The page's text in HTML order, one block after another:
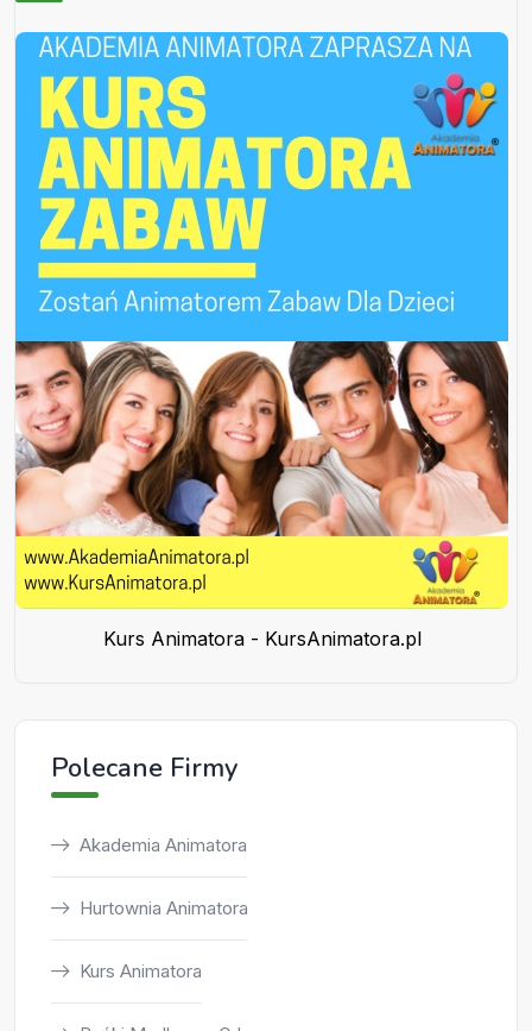
Kurs Animatora - KursAnimatora.pl
Polecane Firmy
Akademia Animatora
Hurtownia Animatora
Kurs Animatora